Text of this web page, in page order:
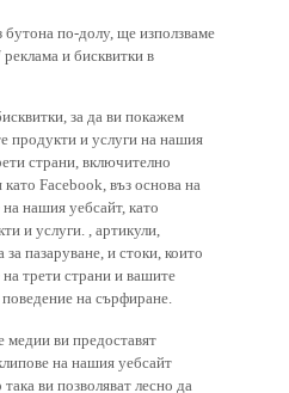
бутона по-долу, ще използваме
и бисквитки в
за да ви покажем
продукти и услуги на нашия
страни, включително
Facebook, въз основа на
нашия уебсайт, като
и услуги. , артикули,
пазаруване, и стоки, които
на трети страни и вашите
на сърфиране.
медии ви предоставят
на нашия уебсайт
ви позволяват лесно да